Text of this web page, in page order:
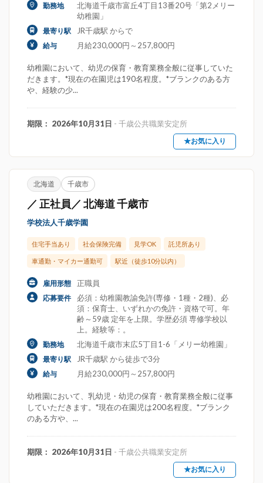
勤務地
北海道千歳市富丘4丁目13番20号「第2メリー
幼稚園」
最寄り駅 JR千歳駅 からで
給与 月給230,000円～257,800円
幼稚園において、幼児の保育・教育業務全般に従事していた
だきます。*現在の在園児は190名程度。*ブランクのある方
や、経験の少...
期限： 2026年10月31日 - 千歳公共職業安定所
★お気に入り
北海道 千歳市
／ 正社員／ 北海道 千歳市
学校法人千歳学園
住宅手当あり 社会保険完備 見学OK 託児所あり
車通勤・マイカー通勤可 駅近（徒歩10分以内）
雇用形態 正職員
応募要件
必須：幼稚園教諭免許(専修・1種・2種)、必
須：保育士、いずれかの免許・資格で可。年
齢～59歳 定年を上限。学歴必須 専修学校以
上。経験等：。
勤務地 北海道千歳市末広5丁目1-6「メリー幼稚園」
最寄り駅 JR千歳駅 から徒歩で3分
給与 月給230,000円～257,800円
幼稚園において、乳幼児・幼児の保育・教育業務全般に従事
していただきます。*現在の在園児は200名程度。*ブランク
のある方や、...
期限： 2026年10月31日 - 千歳公共職業安定所
★お気に入り